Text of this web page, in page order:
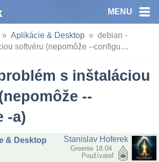
MENU
Aplikácie & Desktop
debian -
softvéru (nepomôže --configu…
s inštaláciou
--
-a)
& Desktop Stanislav Hoferek
Greenie 18.04
Používateľ